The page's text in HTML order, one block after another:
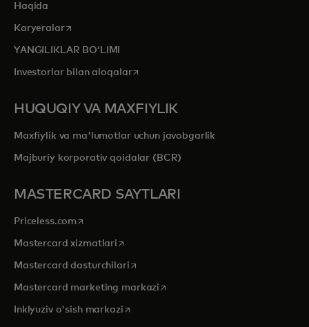
Haqida
Karyeralaropens in a new tab
YANGILIKLAR BOʻLIMI
Investorlar bilan aloqalaropens in a new tab
HUQUQIY VA MAXFIYLIK
Maxfiylik va ma'lumotlar uchun javobgarlik
Majburiy korporativ qoidalar (BCR)
MASTERCARD SAYTLARI
Priceless.com opens in a new tab
Mastercard xizmatlari opens in a new tab
Mastercard dasturchilariopens in a new tab
Mastercard marketing markazi opens in a new tab
Inklyuziv o'sish markaziopens in a new tab